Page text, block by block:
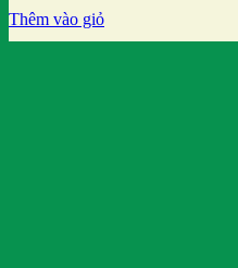
Thêm vào giỏ